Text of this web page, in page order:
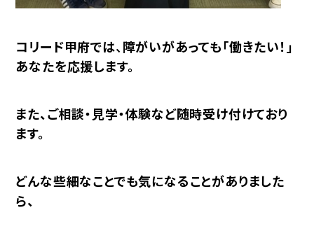
コリード甲府では、障がいがあっても「働きたい！」
あなたを応援します。
また、ご相談・見学・体験など随時受け付けており
ます。
どんな些細なことでも気になることがありました
ら、